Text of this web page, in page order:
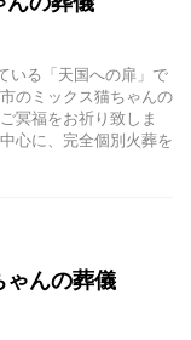
いる「天国への扉」で
のミックス猫ちゃんの
冥福をお祈り致しま
心に、完全個別火葬を
ゃんの葬儀